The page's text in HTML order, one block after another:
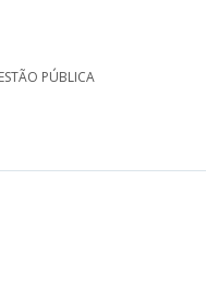
PÚBLICA